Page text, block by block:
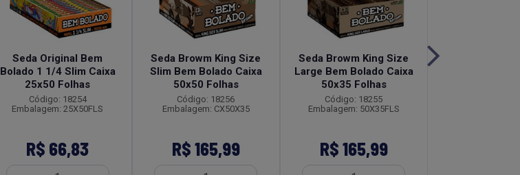
Seda Original Bem
Bolado 1 1/4 Slim Caixa
25x50 Folhas
Código: 18254
Embalagem: 25X50FLS
R$ 66,83
Seda Browm King Size
Slim Bem Bolado Caixa
50x50 Folhas
Código: 18256
Embalagem: CX50X35
R$ 165,99
Seda Browm King Size
Large Bem Bolado Caixa
50x35 Folhas
Código: 18255
Embalagem: 50X35FLS
R$ 165,99